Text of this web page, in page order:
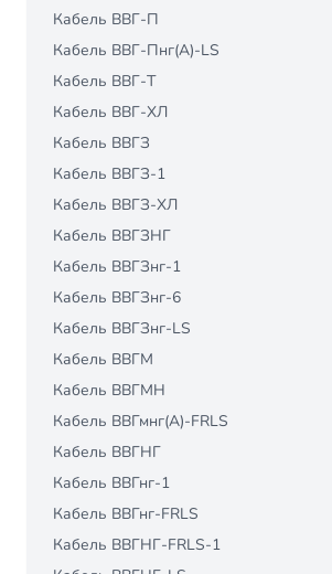
Кабель ВВГ-П
Кабель ВВГ-Пнг(A)-LS
Кабель ВВГ-Т
Кабель ВВГ-ХЛ
Кабель ВВГЗ
Кабель ВВГЗ-1
Кабель ВВГЗ-ХЛ
Кабель ВВГЗНГ
Кабель ВВГЗнг-1
Кабель ВВГЗнг-6
Кабель ВВГЗнг-LS
Кабель ВВГМ
Кабель ВВГМН
Кабель ВВГмнг(A)-FRLS
Кабель ВВГНГ
Кабель ВВГнг-1
Кабель ВВГнг-FRLS
Кабель ВВГНГ-FRLS-1